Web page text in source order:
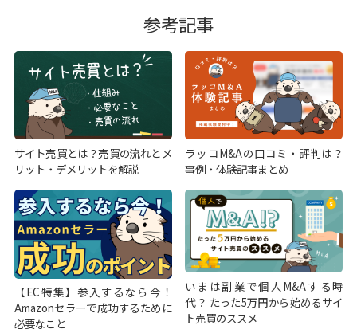
参考記事
サイト売買とは？売買の流れとメ
リット・デメリットを解説
ラッコM&Aの口コミ・評判は？
事例・体験記事まとめ
【EC特集】参入するなら今！
Amazonセラーで成功するために
必要なこと
いまは副業で個人M&Aする時
代？ たった5万円から始めるサイ
ト売買のススメ